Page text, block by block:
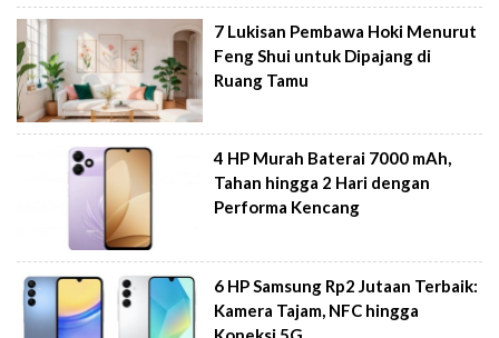
7 Lukisan Pembawa Hoki Menurut
Feng Shui untuk Dipajang di
Ruang Tamu
4 HP Murah Baterai 7000 mAh,
Tahan hingga 2 Hari dengan
Performa Kencang
6 HP Samsung Rp2 Jutaan Terbaik:
Kamera Tajam, NFC hingga